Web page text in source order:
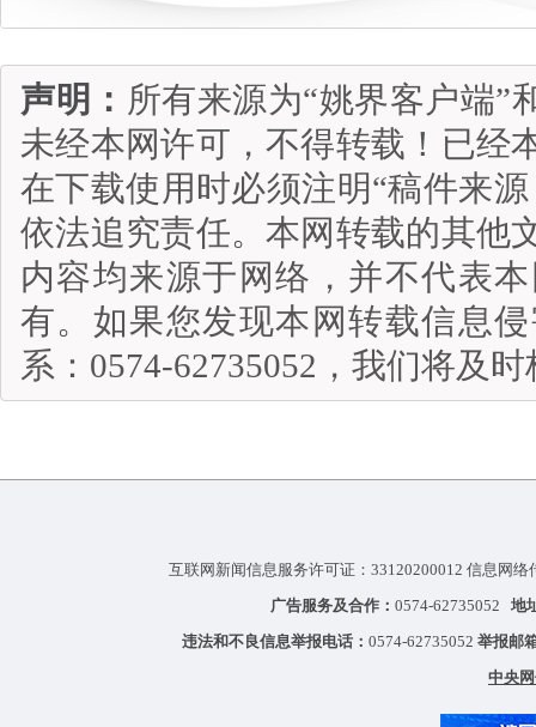
声明： 所有来源为“姚界客户端”
未经本网许可，不得转载！已经
在下载使用时必须注明“稿件来
依法追究责任。本网转载的其他
内容均来源于网络，并不代表
有。如果您发现本网转载信息
系：0574-62735052，我们将及
互联网新闻信息服务许可证：33120200012 信息网
广告服务及合作： 0574-62735052 地
违法和不良信息举报电话： 0574-62735052 举报邮
中央